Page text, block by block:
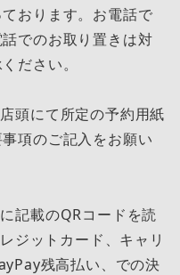
おります。お電話で
でのお取り置きは対
ださい。
頭にて所定の予約用紙
項のご記入をお願い
記載のQRコードを読
ジットカード、キャリ
残高払い、での決